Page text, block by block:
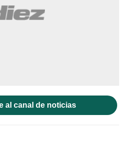
al canal de noticias